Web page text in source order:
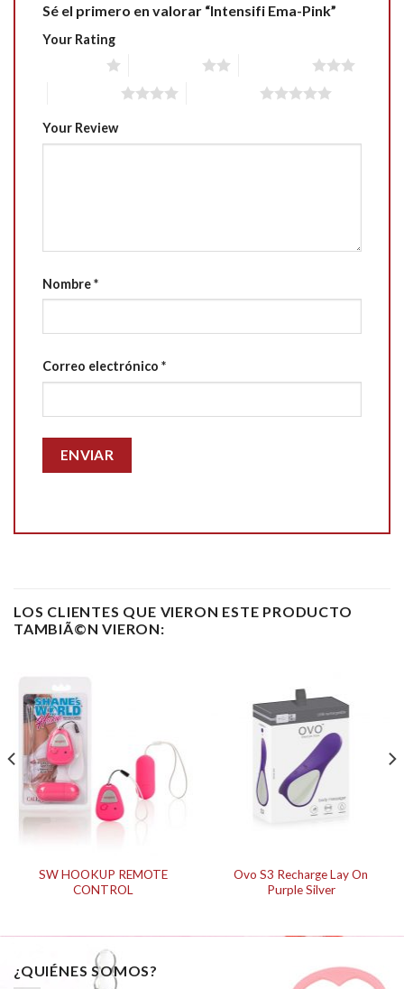
Sé el primero en valorar “Intensifi Ema-Pink”
Your Rating
Your Review
Nombre*
Correo electrónico *
LOS CLIENTES QUE VIERON ESTE PRODUCTO
TAMBIÃ©N VIERON:
SW HOOKUP REMOTE
CONTROL
Ovo S3 Recharge Lay On
Purple Silver
¿QUIÉNES SOMOS?